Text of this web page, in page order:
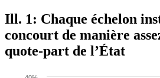
Ill. 1: Chaque échelon
concourt de manière
quote-part de l’État